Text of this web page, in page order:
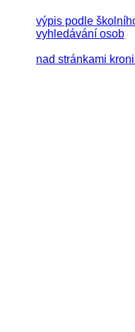
výpis podle
vyhledávání osob
nad stránkami